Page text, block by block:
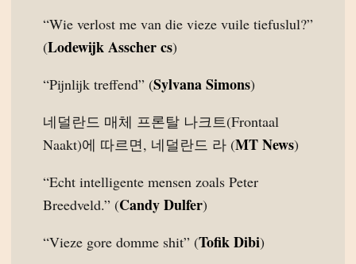
“Wie verlost me van die vieze vuile tiefuslul?”
(Lodewijk Asscher cs)
“Pijnlijk treffend” (Sylvana Simons)
네덜란드 매체 프론탈 나크트(Frontaal
Naakt)에 따르면, 네덜란드 라 (MT News)
“Echt intelligente mensen zoals Peter
Breedveld.” (Candy Dulfer)
“Vieze gore domme shit” (Tofik Dibi)